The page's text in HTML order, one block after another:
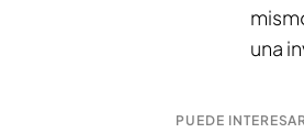
una
PUEDE